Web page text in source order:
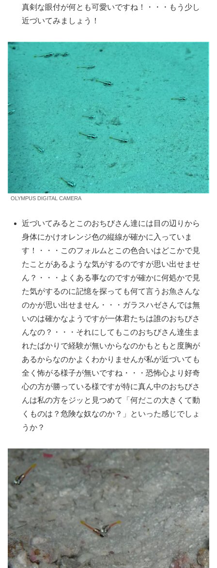
真剣な眼付が何とも可愛いですね！・・・もう少し
近づいてみましょう！
OLYMPUS DIGITAL CAMERA
近づいてみるとこのおちびさん達には目の辺りから
身体にかけオレンジ色の縦線が確かに入っていま
す！・・・このフォルムとこの色合いはどこかで見
たことがあるような気がするのですが思い出せませ
ん？・・・よくある事なのですが確かに何処かで見
た気がするのに記憶を探っても何て言うお魚さんな
のかが思い出せません・・・ガラスハゼさんでは無
いのは確かなようですが一体君たちは誰のおちびさ
んなの？・・・それにしてもこのおちびさん達生ま
れたばかりで経験が無いからなのかもともと度胸が
あるからなのかよくわかりませんが私が近づいても
全く怖がる様子が無いですね・・・恐怖心より好奇
心の方が勝っている様ですが特に真ん中のおちびさ
んは私の方をジッと見つめて「何だこの大きくて動
くものは？危険な奴なのか？」といった感じでしょ
うか？